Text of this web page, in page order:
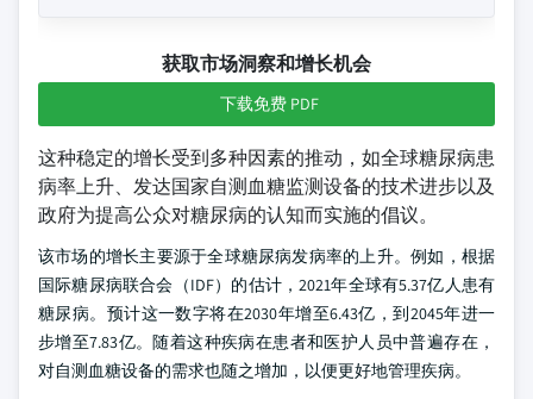
获取市场洞察和增长机会
下载免费 PDF
这种稳定的增长受到多种因素的推动，如全球糖尿病患
病率上升、发达国家自测血糖监测设备的技术进步以及
政府为提高公众对糖尿病的认知而实施的倡议。
该市场的增长主要源于全球糖尿病发病率的上升。例如，根据
国际糖尿病联合会（IDF）的估计，2021年全球有5.37亿人患有
糖尿病。预计这一数字将在2030年增至6.43亿，到2045年进一
步增至7.83亿。随着这种疾病在患者和医护人员中普遍存在，
对自测血糖设备的需求也随之增加，以便更好地管理疾病。